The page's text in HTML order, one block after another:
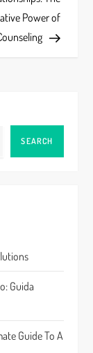
Power of
SEARCH
Guida
Guide To A